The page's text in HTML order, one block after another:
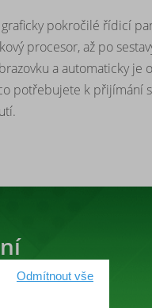
pokročilé řídicí
procesor, až po
a automaticky je
potřebujete k přijímání
vylepšení.
Odmítnout vše